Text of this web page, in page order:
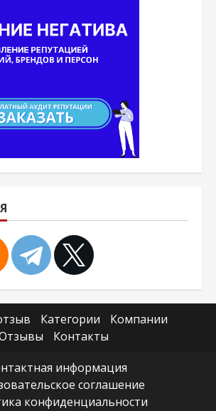
Категории
Компании
Контакты
информация
соглашение
конфиденциальности